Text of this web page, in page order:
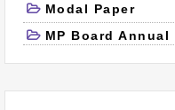
Modal Paper
MP Board Annual